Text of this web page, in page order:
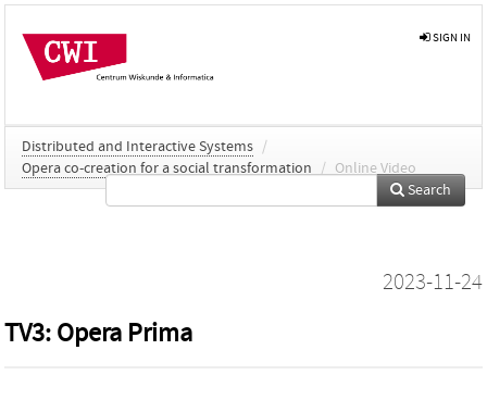
SIGN IN
Distributed and Interactive Systems /
Opera co-creation for a social transformation
/ Online Video
Search
2023-11-24
TV3: Opera Prima